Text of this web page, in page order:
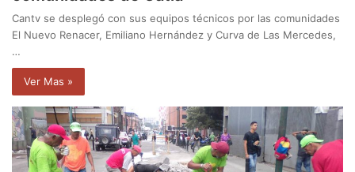
Cantv se desplegó con sus equipos técnicos por las comunidades
El Nuevo Renacer, Emiliano Hernández y Curva de Las Mercedes,
…
Ver Mas »